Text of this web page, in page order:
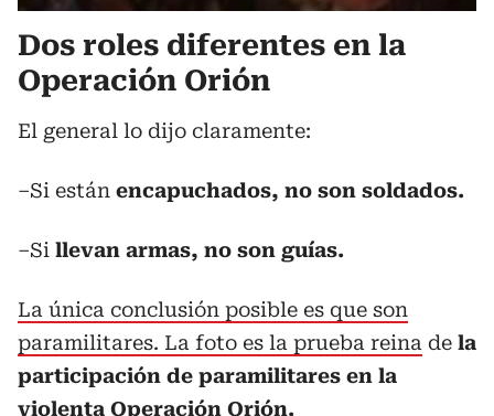
Dos roles diferentes en la
Operación Orión
El general lo dijo claramente:
–Si están encapuchados, no son soldados.
–Si llevan armas, no son guías.
La única conclusión posible es que son
paramilitares. La foto es la prueba reina de la
participación de paramilitares en la
violenta Operación Orión.